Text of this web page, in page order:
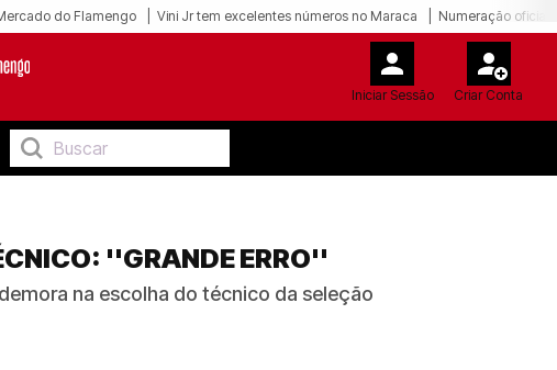
do Flamengo Vini Jr tem excelentes números no Maraca Numeração oficial
Iniciar Sessão Criar Conta
''GRANDE ERRO''
na escolha do técnico da seleção